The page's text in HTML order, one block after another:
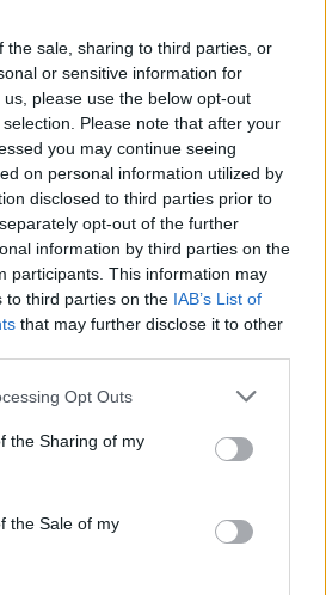
the sale, sharing to third parties, or
or sensitive information for
please use the below opt-out
Please note that after your
you may continue seeing
on personal information utilized by
disclosed to third parties prior to
opt-out of the further
information by third parties on the
participants. This information may
to third parties on the IAB’s List of
that may further disclose it to other
Opt Outs
the Sharing of my
the Sale of my
Alessandria
Piemonte
e servizi disponibili →